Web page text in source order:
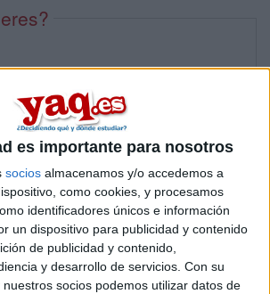
es importante para nosotros
socios almacenamos y/o accedemos a
como cookies, y procesamos
identificadores únicos e información
un dispositivo para publicidad y contenido
de publicidad y contenido,
y desarrollo de servicios. Con su
socios podemos utilizar datos de